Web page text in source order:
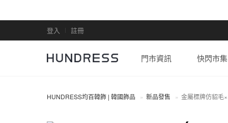
登入 註冊
門市資訊 快閃市集
HUNDRESS均百韓飾 | 韓國飾品 新品發售 金屬標牌仿貂毛